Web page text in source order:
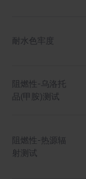
耐水色牢度
阻燃性-乌洛托
品(甲胺)测试
阻燃性-热源辐
射测试